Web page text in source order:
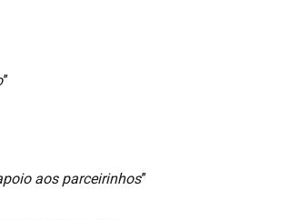
”
aos parceirinhos”